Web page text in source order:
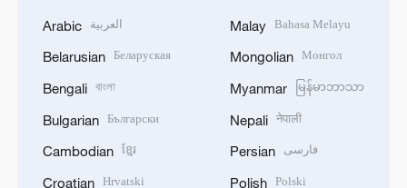
Arabic العربية
Belarusian Беларуская
Bengali বাংলা
Bulgarian Български
Cambodian ខ្មែរ
Croatian Hrvatski
Malay Bahasa Melayu
Mongolian Монгол
Myanmar မြန်မာဘာသာ
Nepali नेपाली
Persian فارسی
Polish Polski